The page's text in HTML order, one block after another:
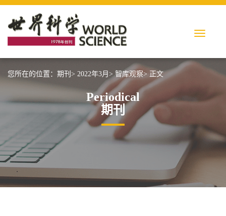
您所在的位置： 期刊> 2022年3月> 智库观察> 正文
Periodical
期刊